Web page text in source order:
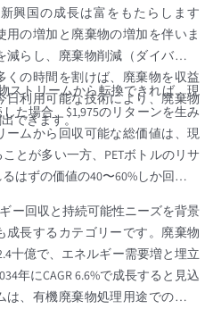
興国の成長は富をもたらします
の増加と廃棄物の増加を伴いま
らし、廃棄物削減（ダイバージ
くの時間を割けば、廃棄物を収益
日利用可能な技術により、廃棄物
できます。
ストリームから転換できれば、現
た場合、$1,975のリターンを生み
ームから回収可能な総価値は、現
とが多い一方、PETボトルのリサ
はずの価値の40〜60%しか回収で
ー回収と持続可能性ニーズを背景
成長するカテゴリーです。廃棄物
十億で、エネルギー需要増と埋立
年にCAGR 6.6%で成長すると見込
、有機廃棄物処理用途での高い